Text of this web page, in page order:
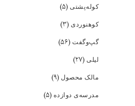
کوله‌پشتی (۵)
کوهنوردی (۳)
گپ‌و‌گفت (۵۶)
لیلی (۲۷)
مالک محصول (۹)
مدرسه‌ی دوازده (۵)